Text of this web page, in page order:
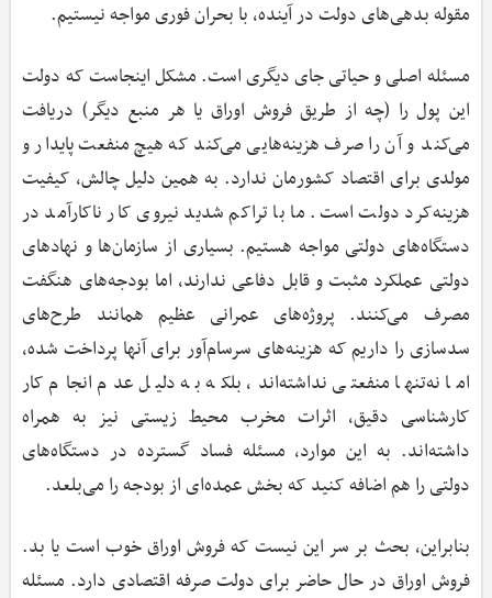
مقوله بدهی‌های دولت در آینده، با بحران فوری مواجه نیستیم.
مسئله اصلی و حیاتی جای دیگری است. مشکل اینجاست که دولت
این پول را (چه از طریق فروش اوراق یا هر منبع دیگر) دریافت
می‌کند و آن را صرف هزینه‌هایی می‌کند که هیچ منفعت پایدار و
مولدی برای اقتصاد کشورمان ندارد. به همین دلیل چالش، کیفیت
هزینه‌کرد دولت است. ما با تراکم شدید نیروی کار ناکارآمد در
دستگاه‌های دولتی مواجه هستیم. بسیاری از سازمان‌ها و نهادهای
دولتی عملکرد مثبت و قابل دفاعی ندارند، اما بودجه‌های هنگفت
مصرف می‌کنند. پروژه‌های عمرانی عظیم همانند طرح‌های
سدسازی را داریم که هزینه‌های سرسام‌آور برای آنها پرداخت شده،
اما نه‌تنها منفعتی نداشته‌اند، بلکه به دلیل عدم انجام کار
کارشناسی دقیق، اثرات مخرب محیط‌ زیستی نیز به همراه
داشته‌اند. به این موارد، مسئله فساد گسترده در دستگاه‌های
دولتی را هم اضافه کنید که بخش عمده‌ای از بودجه را می‌بلعد.
بنابراین، بحث بر سر این نیست که فروش اوراق خوب است یا بد.
فروش اوراق در حال حاضر برای دولت صرفه اقتصادی دارد. مسئله